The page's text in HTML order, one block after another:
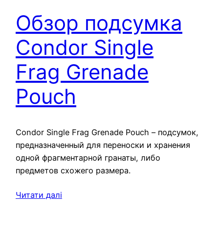
Обзор подсумка
Condor Single
Frag Grenade
Pouch
Condor Single Frag Grenade Pouch – подсумок,
предназначенный для переноски и хранения
одной фрагментарной гранаты, либо
предметов схожего размера.
Читати далі